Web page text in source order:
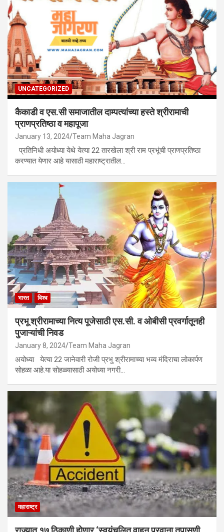
UNCATEGORIZED
कैकाडी व एस.सी समाजातील दाम्पत्यांच्या हस्ते श्रीरामाची
प्राणप्रतिष्ठा व महापूजा
January 13, 2024 Team Maha Jagran
प्रतिनिधी अयोध्या येथे येत्या 22 तारखेला श्री राम प्रभूंची प्राणप्रतिष्ठा
करण्यात येणार आहे यासाठी महाराष्ट्रातील…
भारत विश्व
प्रभू श्रीरामाच्या नित्य पूजेसाठी एस.सी. व ओबीसी प्रवर्गातूनही
पुजाऱ्यांची निवड
January 8, 2024 Team Maha Jagran
अयोध्या येत्या 22 जानेवारी रोजी प्रभु श्रीरामाच्या भव्य मंदिराचा लोकार्पण
सोहळा आहे.या सोहळ्यासाठी अयोध्या नगरी…
महाराष्ट्र